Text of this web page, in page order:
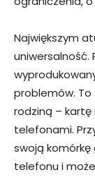
Największym
uniwersalność.
problemów.
rodziną – kartę
telefonami.
swoją komórkę
telefonu i